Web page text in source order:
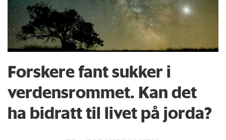
Forskere fant sukker i
verdensrommet. Kan det
ha bidratt til livet på jorda?